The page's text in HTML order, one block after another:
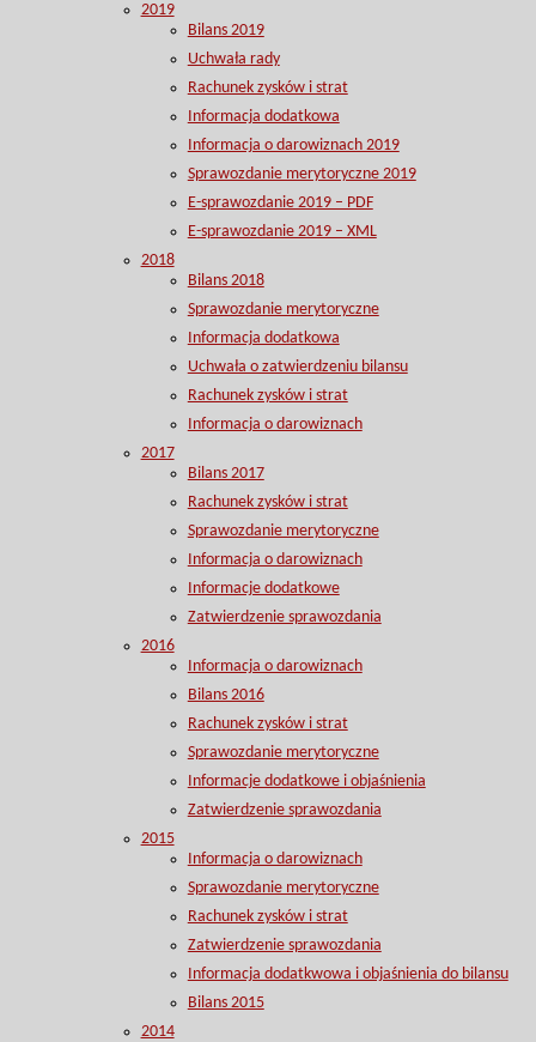
2019
Bilans 2019
Uchwała rady
Rachunek zysków i strat
Informacja dodatkowa
Informacja o darowiznach 2019
Sprawozdanie merytoryczne 2019
E-sprawozdanie 2019 – PDF
E-sprawozdanie 2019 – XML
2018
Bilans 2018
Sprawozdanie merytoryczne
Informacja dodatkowa
Uchwała o zatwierdzeniu bilansu
Rachunek zysków i strat
Informacja o darowiznach
2017
Bilans 2017
Rachunek zysków i strat
Sprawozdanie merytoryczne
Informacja o darowiznach
Informacje dodatkowe
Zatwierdzenie sprawozdania
2016
Informacja o darowiznach
Bilans 2016
Rachunek zysków i strat
Sprawozdanie merytoryczne
Informacje dodatkowe i objaśnienia
Zatwierdzenie sprawozdania
2015
Informacja o darowiznach
Sprawozdanie merytoryczne
Rachunek zysków i strat
Zatwierdzenie sprawozdania
Informacja dodatkwowa i objaśnienia do bilansu
Bilans 2015
2014